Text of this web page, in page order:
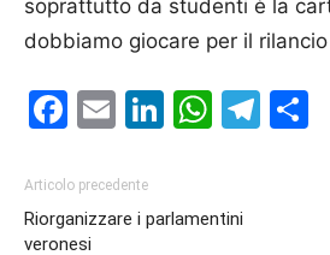
soprattutto da studenti è la
dobbiamo giocare per il rilancio
Facebook
EmailLinkedIn
Articolo precedente
Riorganizzare i parlamentini
veronesi